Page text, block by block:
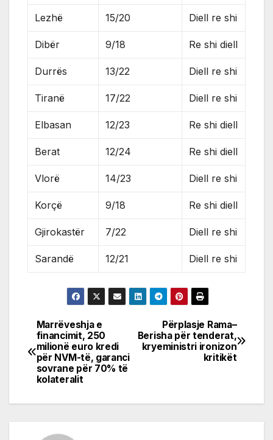
Lezhë 15/20 Diell re shi
Dibër 9/18 Re shi diell
Durrës 13/22 Diell re shi
Tiranë 17/22 Diell re shi
Elbasan 12/23 Re shi diell
Berat 12/24 Re shi diell
Vlorë 14/23 Diell re shi
Korçë 9/18 Re shi diell
Gjirokastër 7/22 Diell re shi
Sarandë 12/21 Diell re shi
Post
navigation
Përplasje Rama–
Berisha për tenderat,
kryeministri ironizon
kritikët
Marrëveshja e
financimit, 250
milionë euro kredi
për NVM-të, garanci
sovrane për 70% të
kolateralit